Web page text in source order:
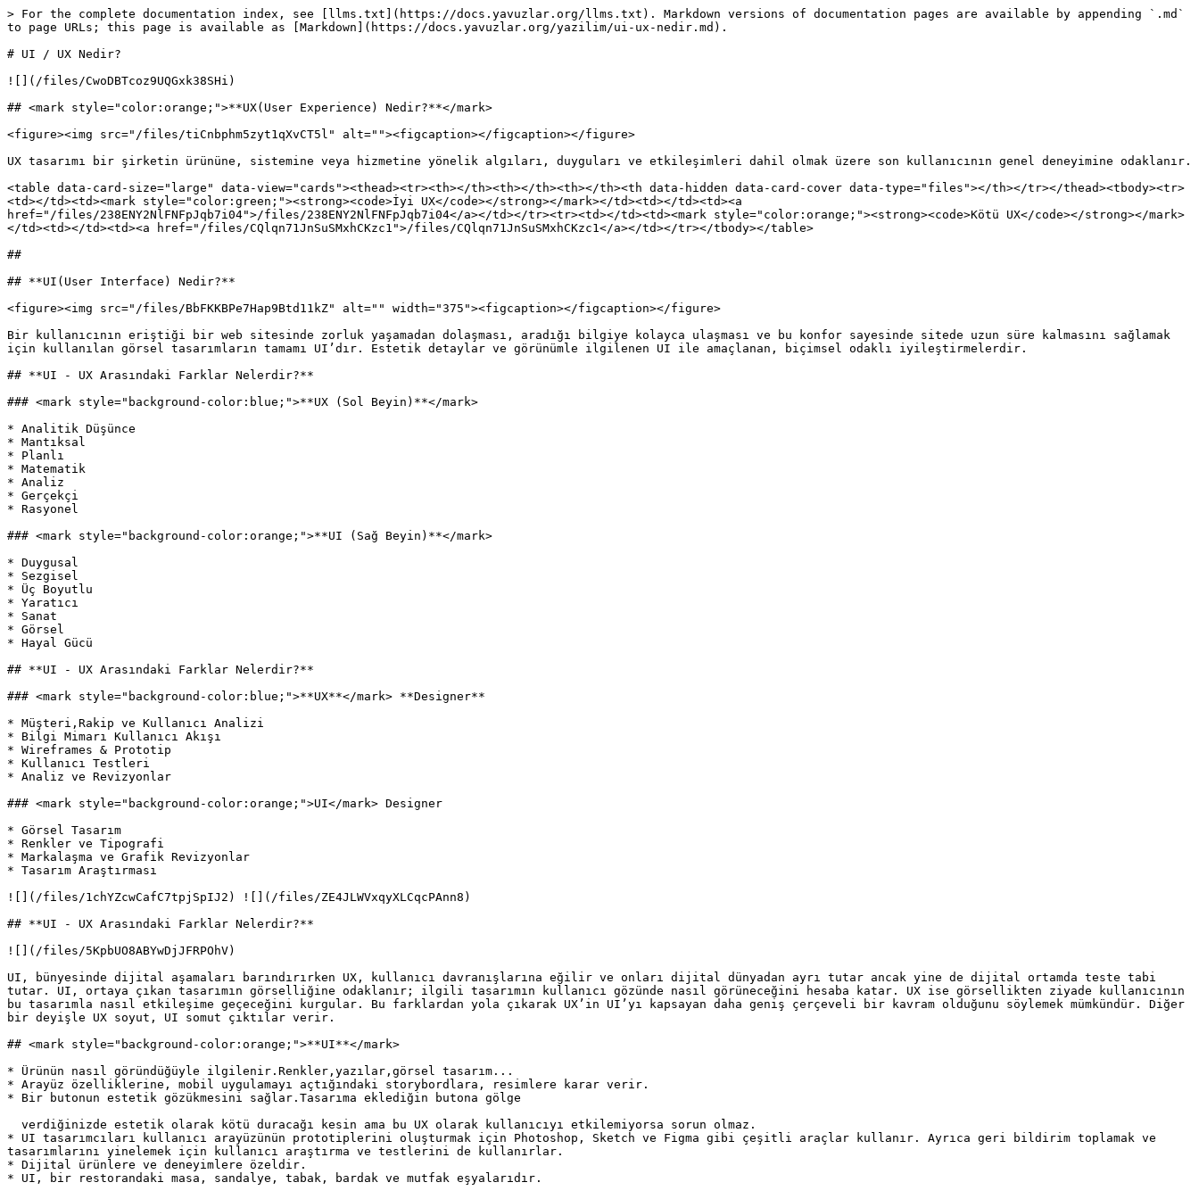
> For the complete documentation index, see [llms.txt](https://docs.yavuzlar.org/llms.txt). Markdown versions of documentation pages are available by appending `.md`
to page URLs; this page is available as [Markdown](https://docs.yavuzlar.org/yazilim/ui-ux-nedir.md).
# UI / UX Nedir?
![](/files/CwoDBTcoz9UQGxk38SHi)
## <mark style="color:orange;">**UX(User Experience) Nedir?**</mark>
<figure><img src="/files/tiCnbphm5zyt1qXvCT5l" alt=""><figcaption></figcaption></figure>
UX tasarımı bir şirketin ürününe, sistemine veya hizmetine yönelik algıları, duyguları ve etkileşimleri dahil olmak üzere son kullanıcının genel deneyimine odaklanır.
<table data-card-size="large" data-view="cards"><thead><tr><th></th><th></th><th></th><th data-hidden data-card-cover data-type="files"></th></tr></thead><tbody><tr>
<td></td><td><mark style="color:green;"><strong><code>İyi UX</code></strong></mark></td><td></td><td><a
href="/files/238ENY2NlFNFpJqb7i04">/files/238ENY2NlFNFpJqb7i04</a></td></tr><tr><td></td><td><mark style="color:orange;"><strong><code>Kötü UX</code></strong></mark>
</td><td></td><td><a href="/files/CQlqn71JnSuSMxhCKzc1">/files/CQlqn71JnSuSMxhCKzc1</a></td></tr></tbody></table>
##
## **UI(User Interface) Nedir?**
<figure><img src="/files/BbFKKBPe7Hap9Btd11kZ" alt="" width="375"><figcaption></figcaption></figure>
Bir kullanıcının eriştiği bir web sitesinde zorluk yaşamadan dolaşması, aradığı bilgiye kolayca ulaşması ve bu konfor sayesinde sitede uzun süre kalmasını sağlamak
için kullanılan görsel tasarımların tamamı UI’dır. Estetik detaylar ve görünümle ilgilenen UI ile amaçlanan, biçimsel odaklı iyileştirmelerdir.
## **UI - UX Arasındaki Farklar Nelerdir?**
### <mark style="background-color:blue;">**UX (Sol Beyin)**</mark>
* Analitik Düşünce
* Mantıksal
* Planlı
* Matematik
* Analiz
* Gerçekçi
* Rasyonel
### <mark style="background-color:orange;">**UI (Sağ Beyin)**</mark>
* Duygusal
* Sezgisel
* Üç Boyutlu
* Yaratıcı
* Sanat
* Görsel
* Hayal Gücü
## **UI - UX Arasındaki Farklar Nelerdir?**
### <mark style="background-color:blue;">**UX**</mark> **Designer**
* Müşteri,Rakip ve Kullanıcı Analizi
* Bilgi Mimarı Kullanıcı Akışı
* Wireframes & Prototip
* Kullanıcı Testleri
* Analiz ve Revizyonlar
### <mark style="background-color:orange;">UI</mark> Designer
* Görsel Tasarım
* Renkler ve Tipografi
* Markalaşma ve Grafik Revizyonlar
* Tasarım Araştırması
![](/files/1chYZcwCafC7tpjSpIJ2) ![](/files/ZE4JLWVxqyXLCqcPAnn8)
## **UI - UX Arasındaki Farklar Nelerdir?**
![](/files/5KpbUO8ABYwDjJFRPOhV)
UI, bünyesinde dijital aşamaları barındırırken UX, kullanıcı davranışlarına eğilir ve onları dijital dünyadan ayrı tutar ancak yine de dijital ortamda teste tabi
tutar. UI, ortaya çıkan tasarımın görselliğine odaklanır; ilgili tasarımın kullanıcı gözünde nasıl görüneceğini hesaba katar. UX ise görsellikten ziyade kullanıcının
bu tasarımla nasıl etkileşime geçeceğini kurgular. Bu farklardan yola çıkarak UX’in UI’yı kapsayan daha geniş çerçeveli bir kavram olduğunu söylemek mümkündür. Diğer
bir deyişle UX soyut, UI somut çıktılar verir.
## <mark style="background-color:orange;">**UI**</mark>
* Ürünün nasıl göründüğüyle ilgilenir.Renkler,yazılar,görsel tasarım...
* Arayüz özelliklerine, mobil uygulamayı açtığındaki storybordlara, resimlere karar verir.
* Bir butonun estetik gözükmesini sağlar.Tasarıma eklediğin butona gölge
* UI tasarımcıları kullanıcı arayüzünün prototiplerini oluşturmak için Photoshop, Sketch ve Figma gibi çeşitli araçlar kullanır. Ayrıca geri bildirim toplamak ve
tasarımlarını yinelemek için kullanıcı araştırma ve testlerini de kullanırlar.
* Dijital ürünlere ve deneyimlere özeldir.
* UI, bir restorandaki masa, sandalye, tabak, bardak ve mutfak eşyalarıdır.